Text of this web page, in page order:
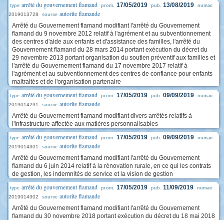
type arrêté du gouvernement flamand prom. 17/05/2019 pub. 13/08/2019 numac
2019013728 source autorite flamande
Arrêté du Gouvernement flamand modifiant l'arrêté du Gouvernement
flamand du 9 novembre 2012 relatif à l'agrément et au subventionnement
des centres d'aide aux enfants et d'assistance des familles, l'arrêté du
Gouvernement flamand du 28 mars 2014 portant exécution du décret du
29 novembre 2013 portant organisation du soutien préventif aux familles et
l'arrêté du Gouvernement flamand du 17 novembre 2017 relatif à
l'agrément et au subventionnement des centres de confiance pour enfants
maltraités et de l'organisation partenaire
type arrêté du gouvernement flamand prom. 17/05/2019 pub. 09/09/2019 numac
2019014291 source autorite flamande
Arrêté du Gouvernement flamand modifiant divers arrêtés relatifs à
l'infrastructure affectée aux matières personnalisables
type arrêté du gouvernement flamand prom. 17/05/2019 pub. 09/09/2019 numac
2019014301 source autorite flamande
Arrêté du Gouvernement flamand modifiant l'arrêté du Gouvernement
flamand du 6 juin 2014 relatif à la rénovation rurale, en ce qui les contrats
de gestion, les indemnités de service et la vision de gestion
type arrêté du gouvernement flamand prom. 17/05/2019 pub. 11/09/2019 numac
2019014302 source autorite flamande
Arrêté du Gouvernement flamand modifiant l'arrêté du Gouvernement
flamand du 30 novembre 2018 portant exécution du décret du 18 mai 2018